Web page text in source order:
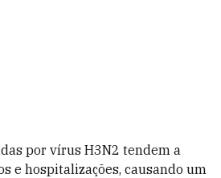
por vírus H3N2 tendem a
e hospitalizações, causando um